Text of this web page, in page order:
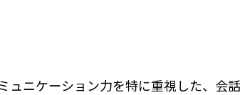
ュニケーション力を特に重視した、会